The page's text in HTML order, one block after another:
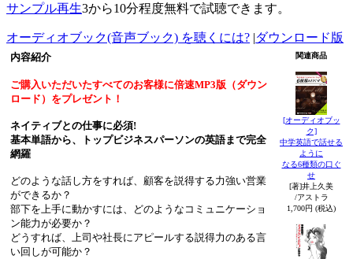
サンプル再生3から10分程度無料で試聴できます。
オーディオブック(音声ブック) を聴くには? |ダウンロード版
内容紹介
ご購入いただいたすべてのお客様に倍速MP3版（ダウン
ロード）をプレゼント！
ネイティブとの仕事に必須!
基本単語から、トップビジネスパーソンの英語まで完全
網羅
どのような話し方をすれば、顧客を説得する力強い営業
ができるか？
部下を上手に動かすには、どのようなコミュニケーショ
ン能力が必要か？
どうすれば、上司や社長にアピールする説得力のある言
い回しが可能か？
関連商品
[オーディオブッ
ク]
中学英語で話せる
ように
なる6種類の口ぐ
せ
[著]井上久美
/アストラ
1,700円 (税込)